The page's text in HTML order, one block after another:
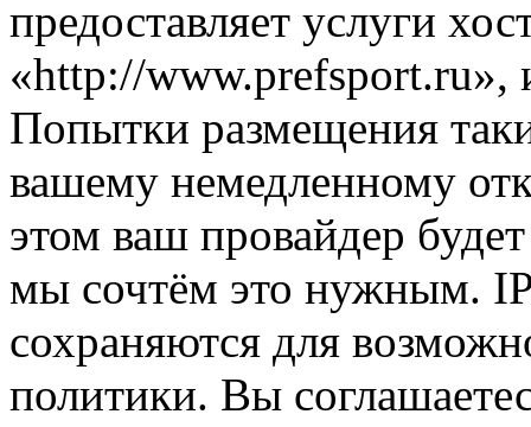
предоставляет услуги
«http://www.prefsport.ru»,
Попытки размещения
вашему немедленному
этом ваш провайдер
мы сочтём это нужным.
сохраняются для
политики. Вы